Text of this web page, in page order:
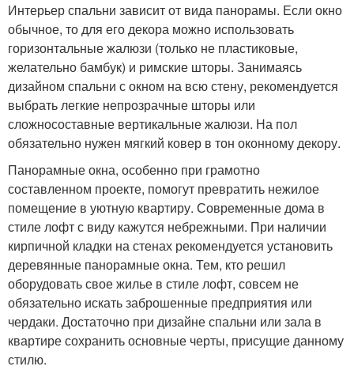
Интерьер спальни зависит от вида панорамы. Если окно
обычное, то для его декора можно использовать
горизонтальные жалюзи (только не пластиковые,
желательно бамбук) и римские шторы. Занимаясь
дизайном спальни с окном на всю стену, рекомендуется
выбрать легкие непрозрачные шторы или
сложносоставные вертикальные жалюзи. На пол
обязательно нужен мягкий ковер в тон оконному декору.
Панорамные окна, особенно при грамотно
составленном проекте, помогут превратить нежилое
помещение в уютную квартиру. Современные дома в
стиле лофт с виду кажутся небрежными. При наличии
кирпичной кладки на стенах рекомендуется установить
деревянные панорамные окна. Тем, кто решил
оборудовать свое жилье в стиле лофт, совсем не
обязательно искать заброшенные предприятия или
чердаки. Достаточно при дизайне спальни или зала в
квартире сохранить основные черты, присущие данному
стилю.